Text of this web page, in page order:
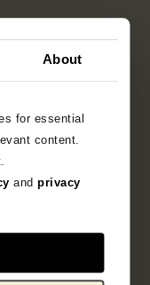
About
for essential
content.
andprivacy
op het veld
dat ik toch de